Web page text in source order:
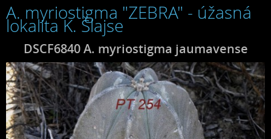
A. myriostigma "ZEBRA" - úžasná
lokalita K. Šlajse
DSCF6840 A. myriostigma jaumavense